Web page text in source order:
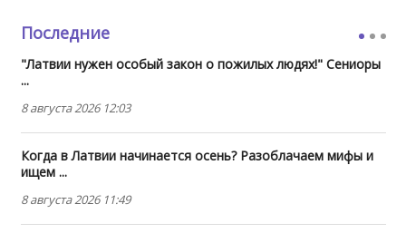
Последние
"Латвии нужен особый закон о пожилых людях!" Сениоры
...
8 августа 2026 12:03
Когда в Латвии начинается осень? Разоблачаем мифы и
ищем ...
8 августа 2026 11:49